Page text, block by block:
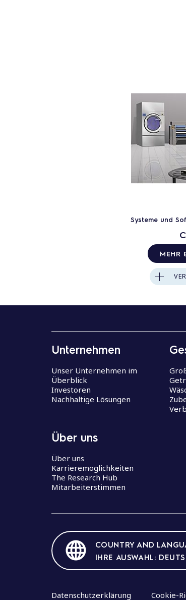
Systeme und
MEHR
Unternehmen
Unser Unternehmen im
Überblick
Investoren
Nachhaltige Lösungen
Über uns
Über uns
Karrieremöglichkeiten
The Research Hub
Mitarbeiterstimmen
COUNTRY AND
IHRE AUSWAHL:
Datenschutzerklärung Cookie-